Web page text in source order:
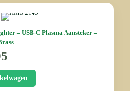
– USB-C Plasma Aansteker –
is:
€ 49,95.